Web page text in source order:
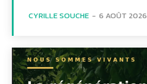
CYRILLE SOUCHE - 6 AOÛT 2026